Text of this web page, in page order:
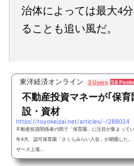
治体によっては最大4
ることも追い風だ。
東洋経済オンライン 3 Users 58
不動産投資マネーが｢保
設・資材
https://toyokeizai.net/articles/-/288024
不動産投資関係者の間で「保育園」に注目が集まって
年4月、認可保育園「さくらみらい入谷」が開園した
ザーズ上場…